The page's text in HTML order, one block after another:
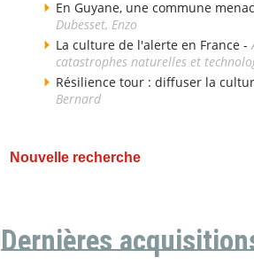
En Guyane, une commune
Dubesset, Enzo
La culture de l'alerte en France -
catastrophes naturelles et
Résilience tour : diffuser la
Bernard
Nouvelle recherche
Dernières